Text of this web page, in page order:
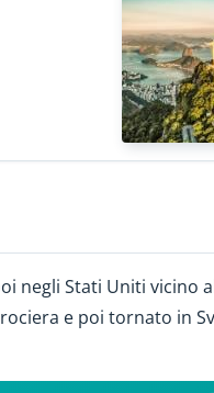
negli Stati Uniti vicino
e poi tornato in